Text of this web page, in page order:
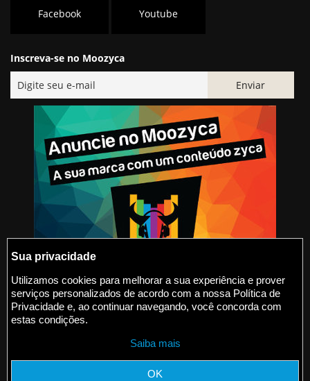
Facebook Youtube
Inscreva-se no Moozyca
@2015-2026 Moozyca
Sua privacidade
Utilizamos cookies para melhorar a sua experiência e prover
serviços personalizados de acordo com a nossa Política de
Privacidade e, ao continuar navegando, você concorda com
estas condições.
Saiba mais
OK